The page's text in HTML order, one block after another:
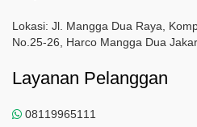
Lokasi: Jl. Mangga Dua Raya,
No.25-26, Harco Mangga Dua
Layanan Pelanggan
08119965111